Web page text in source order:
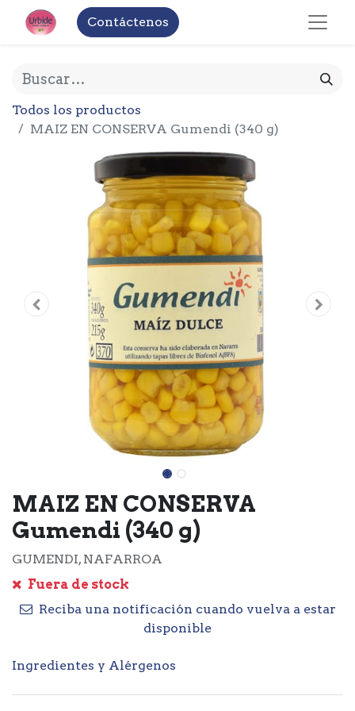
Contáctenos
Todos los productos
MAIZ EN CONSERVA Gumendi (340 g)
MAIZ EN CONSERVA
Gumendi (340 g)
GUMENDI, NAFARROA
Fuera de stock
Reciba una notificación cuando vuelva a estar
disponible
Ingredientes y Alérgenos